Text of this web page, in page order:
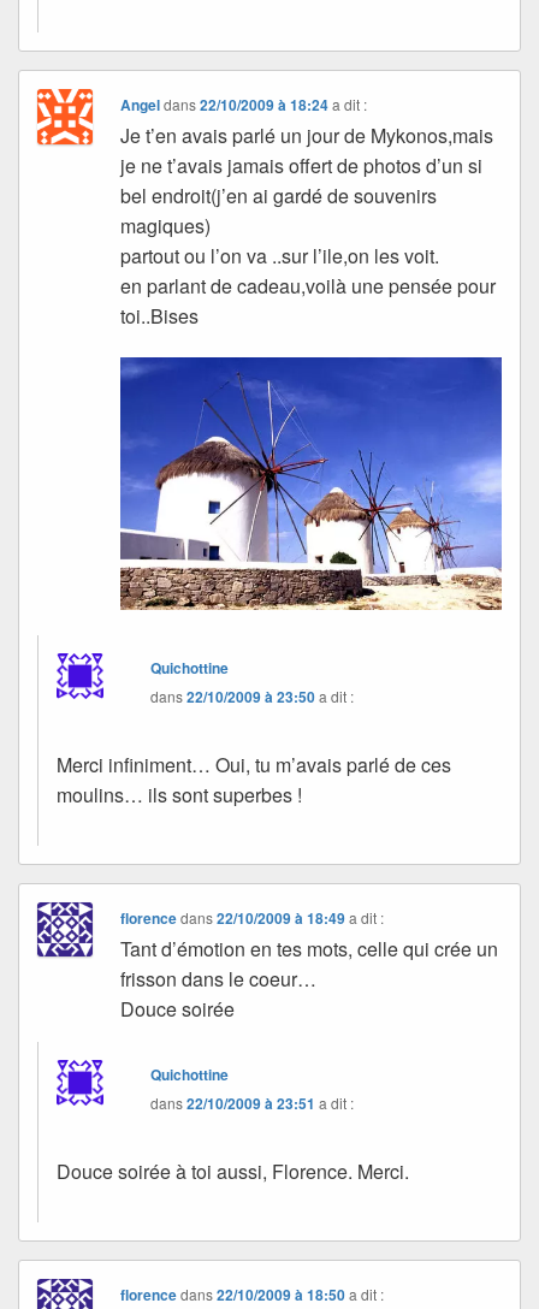
Angeldans22/10/2009 à 18:24 a dit :
Je t’en avais parlé un jour de Mykonos,mais
je ne t’avais jamais offert de photos d’un si
bel endroit(j’en ai gardé de souvenirs
magiques)
partout ou l’on va ..sur l’ile,on les voit.
en parlant de cadeau,voilà une pensée pour
toi..Bises
Quichottine
dans22/10/2009 à 23:50a dit :
Merci infiniment… Oui, tu m’avais parlé de ces
moulins… ils sont superbes !
florencedans22/10/2009 à 18:49 a dit :
Tant d’émotion en tes mots, celle qui crée un
frisson dans le coeur…
Douce soirée
Quichottine
dans22/10/2009 à 23:51 a dit :
Douce soirée à toi aussi, Florence. Merci.
florencedans22/10/2009 à 18:50 a dit :